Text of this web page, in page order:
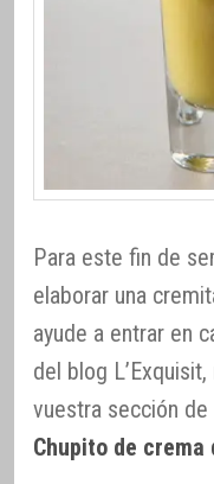
Para este fin de
elaborar una
ayude a entrar en
del blog
vuestra sección
Chupito de